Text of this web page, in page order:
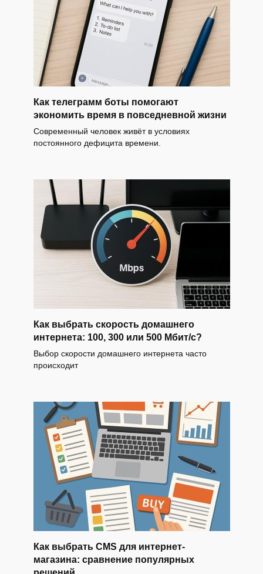
Как телеграмм боты помогают
экономить время в повседневной жизни
Современный человек живёт в условиях
постоянного дефицита времени.
Как выбрать скорость домашнего
интернета: 100, 300 или 500 Мбит/с?
Выбор скорости домашнего интернета часто
происходит
Как выбрать CMS для интернет-
магазина: сравнение популярных